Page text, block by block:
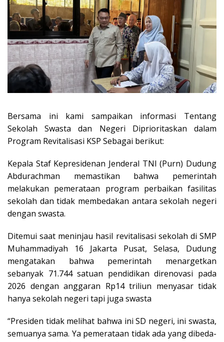
Bersama ini kami sampaikan informasi Tentang
Sekolah Swasta dan Negeri Diprioritaskan dalam
Program Revitalisasi KSP Sebagai berikut:
Kepala Staf Kepresidenan Jenderal TNI (Purn) Dudung
Abdurachman memastikan bahwa pemerintah
melakukan pemerataan program perbaikan fasilitas
sekolah dan tidak membedakan antara sekolah negeri
dengan swasta.
Ditemui saat meninjau hasil revitalisasi sekolah di SMP
Muhammadiyah 16 Jakarta Pusat, Selasa, Dudung
mengatakan bahwa pemerintah menargetkan
sebanyak 71.744 satuan pendidikan direnovasi pada
2026 dengan anggaran Rp14 triliun menyasar tidak
hanya sekolah negeri tapi juga swasta
“Presiden tidak melihat bahwa ini SD negeri, ini swasta,
semuanya sama. Ya pemerataan tidak ada yang dibeda-